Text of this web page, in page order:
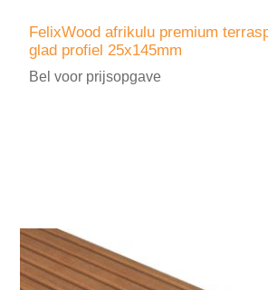
FelixWood afrikulu premium
glad profiel 25x145mm
Bel voor prijsopgave